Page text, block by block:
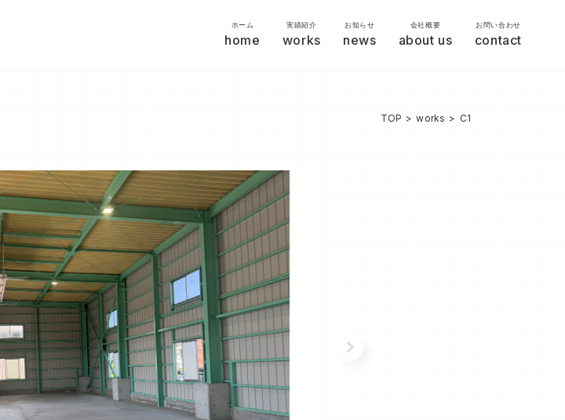
ホーム
home
実績紹介
works
お知らせ
news
会社概要
about us
お問い合わせ
contact
TOP works C1